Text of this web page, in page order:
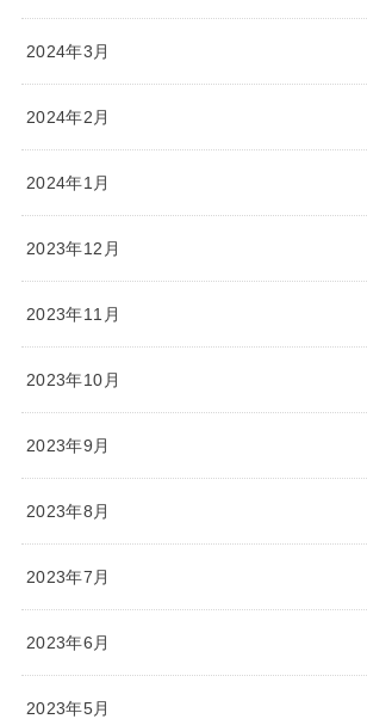
2024年3月
2024年2月
2024年1月
2023年12月
2023年11月
2023年10月
2023年9月
2023年8月
2023年7月
2023年6月
2023年5月